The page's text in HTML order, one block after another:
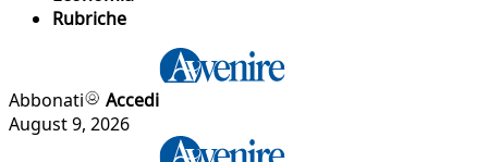
Rubriche
Abbonati
Accedi
August 9, 2026